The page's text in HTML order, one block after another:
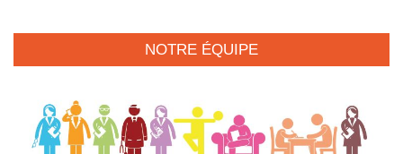
NOTRE ÉQUIPE